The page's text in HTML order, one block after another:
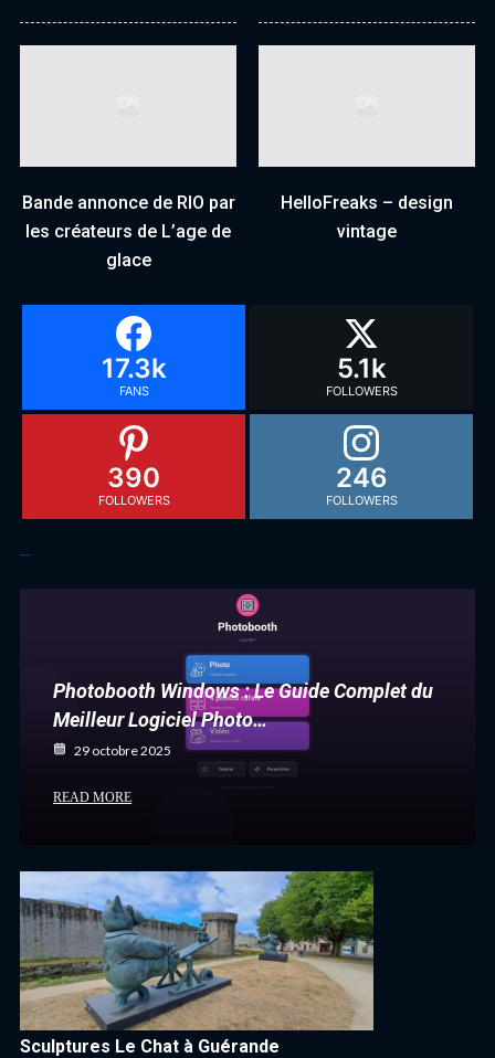
Bande annonce de RIO par
les créateurs de L’age de
glace
HelloFreaks – design
vintage
17.3k
FANS
5.1k
FOLLOWERS
390
FOLLOWERS
246
FOLLOWERS
Photobooth Windows : Le Guide Complet du
Meilleur Logiciel Photo…
29 octobre 2025
READ MORE
Sculptures Le Chat à Guérande